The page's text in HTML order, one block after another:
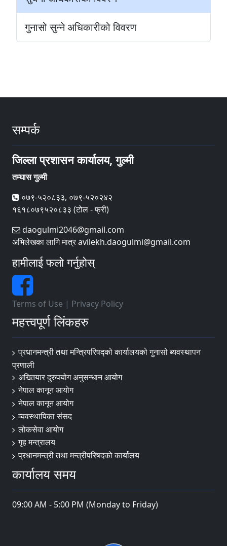
गुनासो सुन्ने अधिकारीको विवरण
सम्पर्क
जिल्ला प्रशासन कार्यालय, गुल्मी
तम्घास गुल्मी
०७९-५२०८३३, ०७९-५२०२४२
१६१८०७९५२०८३३ (टोल - फ्री)
daogulmi2046@gmail.com
अभिलेखका लागि मात्र avilekh.daogulmi@gmail.com
हामीलाई फलो गर्नुहोस्
Terms of Use | Privacy Policy
महत्त्वपूर्ण लिंकहरु
प्रधानमन्त्री तथा मन्त्रिपरिषद्को कार्यालयको गुनासो ब्यवस्थापन
प्रणाली
अख्तियार दुरुपयोग अनुसन्धान आयोग
नेपाल कानून आयोग
नेपाल कानून आयोग
व्यवस्थापिका संसद
लोकसेवा आयोग
गृह मन्त्रालय
प्रधानमन्त्री तथा मन्त्रीपरिषदको कार्यालय
कार्यालय समय
09:00 AM - 5:00 PM (Monday to Friday)